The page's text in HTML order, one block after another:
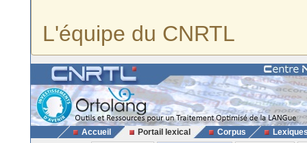
L'équipe du CNRTL
Accueil Portail lexical Corpus